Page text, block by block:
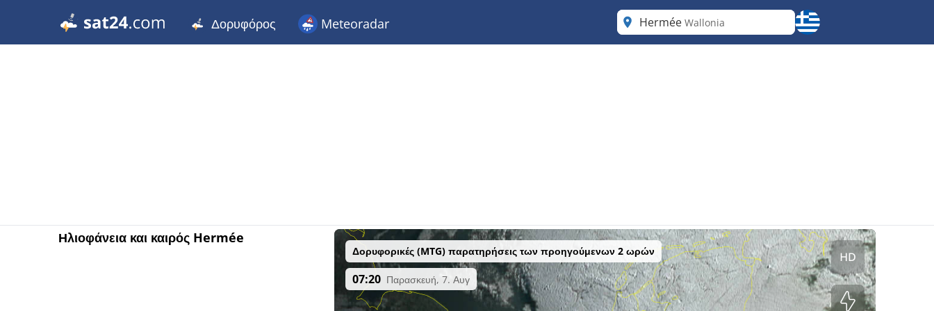
Δορυφόρος Meteoradar Hermée Wallonia
Ηλιοφάνεια και καιρός Hermée
Δορυφορικές (MTG) παρατηρήσεις των προηγούμενων 2 ωρών
07:20 Παρασκευή, 7. Αυγ